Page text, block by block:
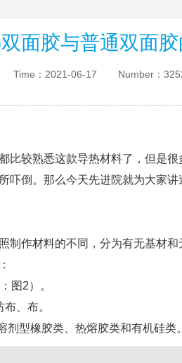
面胶与普通双面胶
Time：2021-06-17 Number：
比较熟悉这款导热材料了，但是
吓倒。那么今天先进院就为大家
制作材料的不同，分为有无基材
图2）。
、布。
型橡胶类、热熔胶类和有机硅类。